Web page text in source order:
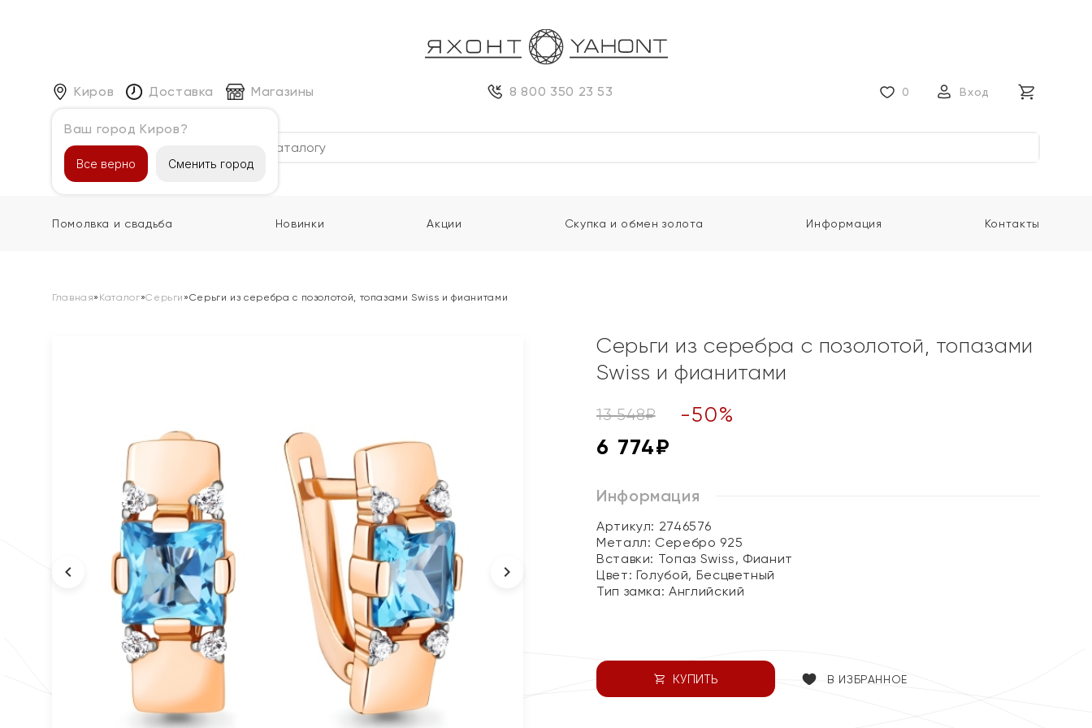
Киров
Ваш город Киров?
Все верно Сменить город
Доставка Магазины 8 800 350 23 53 0 Вход
Каталог
Помолвка и свадьба Новинки Акции Скупка и обмен золота Информация Контакты
Главная» Каталог»Серьги »Серьги из серебра с позолотой, топазами Swiss и фианитами
Серьги из серебра с позолотой, топазами
Swiss и фианитами
13 548₽ -50%
6 774₽
Информация
Артикул: 2746576
Металл: Серебро 925
Вставки: Топаз Swiss, Фианит
Цвет: Голубой, Бесцветный
Тип замка:Английский
КУПИТЬ В ИЗБРАННОЕ